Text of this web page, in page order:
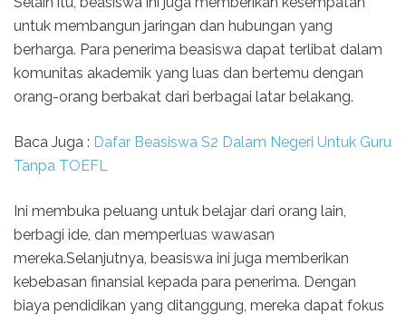
untuk membangun jaringan dan hubungan yang
berharga. Para penerima beasiswa dapat terlibat dalam
komunitas akademik yang luas dan bertemu dengan
orang-orang berbakat dari berbagai latar belakang.
Baca Juga : Dafar Beasiswa S2 Dalam Negeri Untuk Guru
Tanpa TOEFL
Ini membuka peluang untuk belajar dari orang lain,
berbagi ide, dan memperluas wawasan
mereka.Selanjutnya, beasiswa ini juga memberikan
kebebasan finansial kepada para penerima. Dengan
biaya pendidikan yang ditanggung, mereka dapat fokus